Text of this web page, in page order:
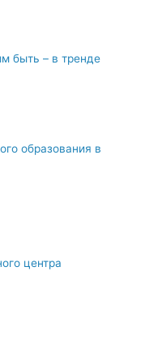
быть – в тренде
образования в
центра